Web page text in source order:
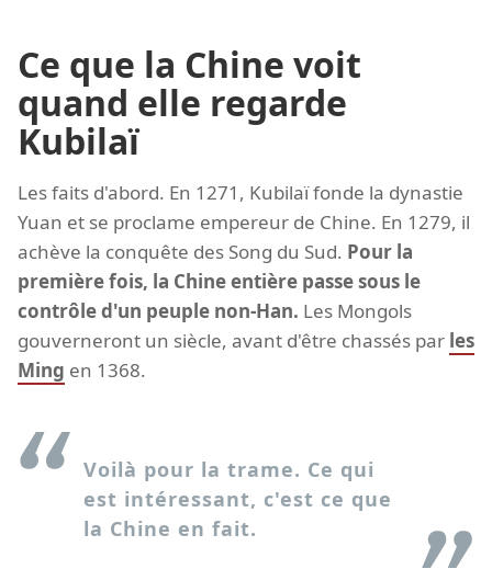
Ce que la Chine voit
quand elle regarde
Kubilaï
Les faits d'abord. En 1271, Kubilaï fonde la dynastie
Yuan et se proclame empereur de Chine. En 1279, il
achève la conquête des Song du Sud. Pour la
première fois, la Chine entière passe sous le
contrôle d'un peuple non-Han. Les Mongols
gouverneront un siècle, avant d'être chassés par les
Ming en 1368.
Voilà pour la trame. Ce qui
est intéressant, c'est ce que
la Chine en fait.